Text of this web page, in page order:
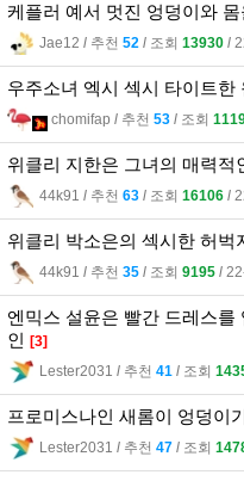
케플러 예서 멋진 엉덩이와
Jae12 l 추천 52 l 조회 13930 l
우주소녀 엑시 섹시 타이트한
chomifap l 추천 53 l 조회
위클리 지한은 그녀의 매력적
44k91 l 추천 63 l 조회 16106 l
위클리 박소은의 섹시한 허벅
44k91 l 추천 35 l 조회 9195 l
엔믹스 설윤은 빨간 드레스
인 [3]
Lester2031 l 추천 41 l 조회
프로미스나인 새롬이 엉덩이
Lester2031 l 추천 47 l 조회